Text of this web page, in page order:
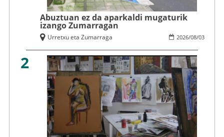
Abuztuan ez da aparkaldi mugaturik
izango Zumarragan
2026/08/03
Urretxu eta Zumarraga
2